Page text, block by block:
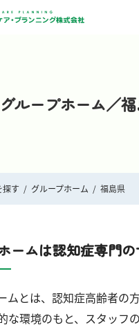
グループホーム／
探す グループホーム 福島県
ームは認知症専門
ムとは、認知症高齢者の
な環境のもと、スタッフ